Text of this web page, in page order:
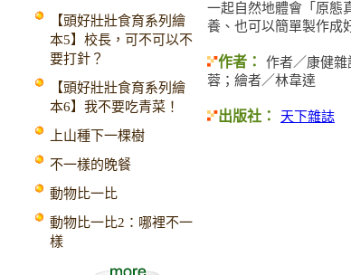
【頭好壯壯食育系列繪
本5】校長，可不可以不
要打針？
【頭好壯壯食育系列繪
本6】我不要吃青菜！
上山種下一棵樹
不一樣的晚餐
動物比一比
動物比一比2：哪裡不一
樣
一起自然地體會「原態
養、也可以簡單製作成
作者：
作者／康健
蓉；繪者／林韋達
出版社： 天下雜誌